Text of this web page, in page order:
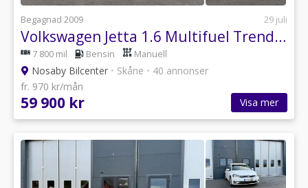
Begagnad 2009 29 juli
Volkswagen Jetta 1.6 Multifuel Trendline. Obs endast 7800 mil
7 800 mil Bensin Manuell
Nosaby Bilcenter • Skåne • 40 annonser
fr. 970 kr/mån
59 900 kr Visa mer